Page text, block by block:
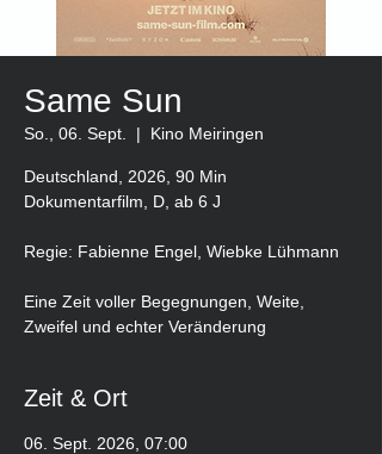
Same Sun
So., 06. Sept.
  |
Kino Meiringen
Deutschland, 2026, 90 Min
Dokumentarfilm, D, ab 6 J
Regie: Fabienne Engel, Wiebke Lühmann
Eine Zeit voller Begegnungen, Weite,
Zweifel und echter Veränderung
Zeit & Ort
06. Sept. 2026, 07:00